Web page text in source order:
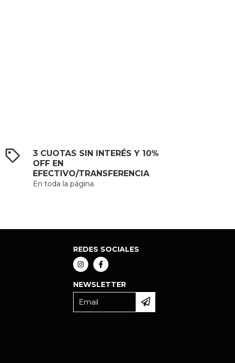
3 CUOTAS SIN INTERÉS Y 10%
OFF EN
EFECTIVO/TRANSFERENCIA
En toda la página
REDES SOCIALES
NEWSLETTER